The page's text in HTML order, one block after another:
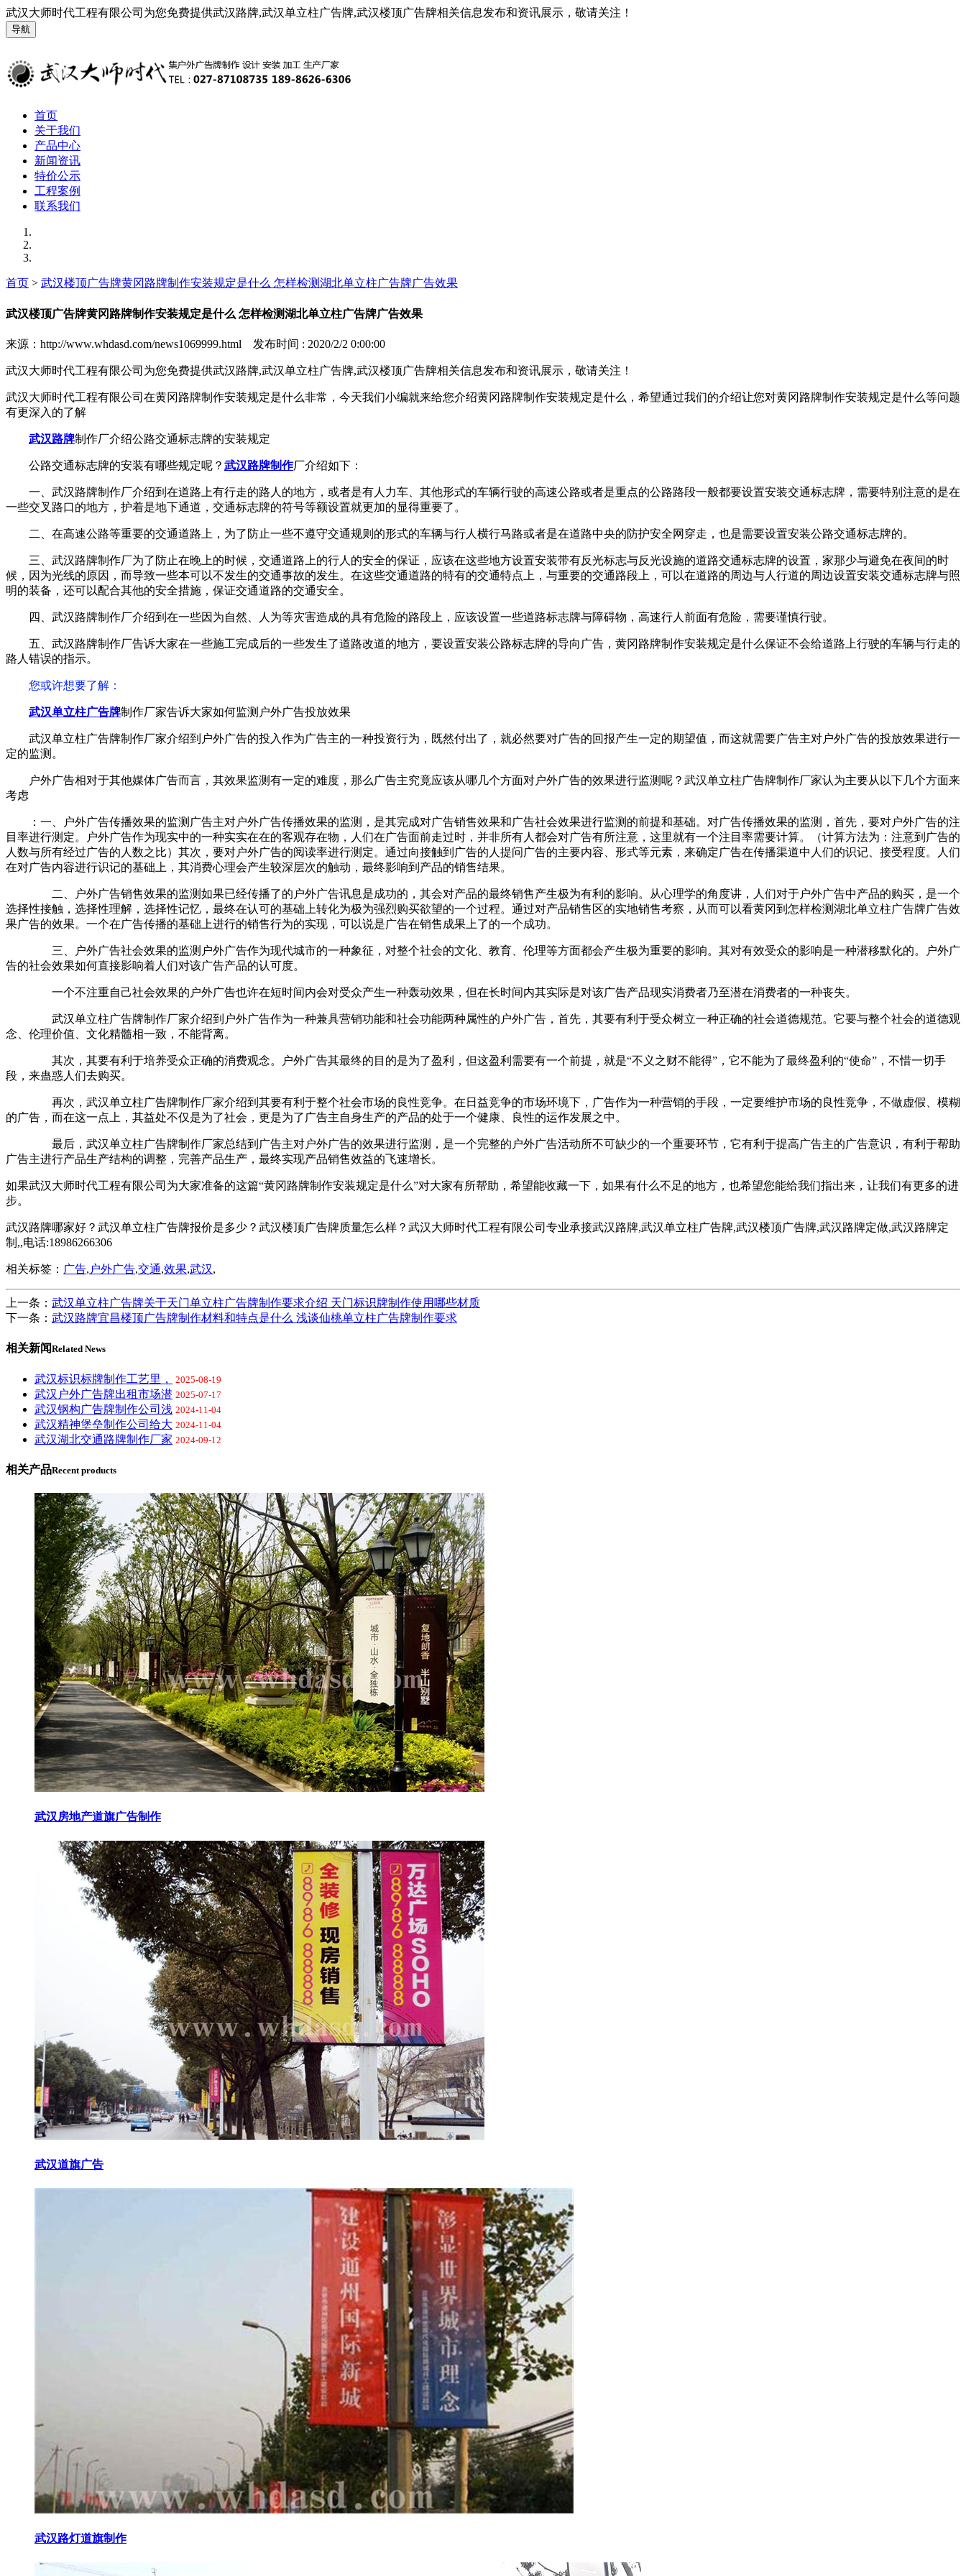
武汉大师时代工程有限公司为您免费提供武汉路牌,武汉单立柱广告牌,武汉楼顶广告牌相关信息发布和资讯展示，敬请关注！
导航
首页
关于我们
产品中心
新闻资讯
特价公示
工程案例
联系我们
首页 > 武汉楼顶广告牌黄冈路牌制作安装规定是什么 怎样检测湖北单立柱广告牌广告效果
武汉楼顶广告牌黄冈路牌制作安装规定是什么 怎样检测湖北单立柱广告牌广告效果
来源：http://www.whdasd.com/news1069999.html 发布时间 : 2020/2/2 0:00:00
武汉大师时代工程有限公司为您免费提供武汉路牌,武汉单立柱广告牌,武汉楼顶广告牌相关信息发布和资讯展示，敬请关注！
武汉大师时代工程有限公司在黄冈路牌制作安装规定是什么非常，今天我们小编就来给您介绍黄冈路牌制作安装规定是什么，希望通过我们的介绍让您对黄冈路牌制作安装规定是什么等问题
有更深入的了解
武汉路牌制作厂介绍公路交通标志牌的安装规定
公路交通标志牌的安装有哪些规定呢？ 武汉路牌制作厂介绍如下：
一、武汉路牌制作厂介绍到在道路上有行走的路人的地方，或者是有人力车、其他形式的车辆行驶的高速公路或者是重点的公路路段一般都要设置安装交通标志牌，需要特别注意的是在
一些交叉路口的地方，护着是地下通道，交通标志牌的符号等额设置就更加的显得重要了。
二、在高速公路等重要的交通道路上，为了防止一些不遵守交通规则的形式的车辆与行人横行马路或者是在道路中央的防护安全网穿走，也是需要设置安装公路交通标志牌的。
三、武汉路牌制作厂为了防止在晚上的时候，交通道路上的行人的安全的保证，应该在这些地方设置安装带有反光标志与反光设施的道路交通标志牌的设置，家那少与避免在夜间的时
候，因为光线的原因，而导致一些本可以不发生的交通事故的发生。在这些交通道路的特有的交通特点上，与重要的交通路段上，可以在道路的周边与人行道的周边设置安装交通标志牌与照
明的装备，还可以配合其他的安全措施，保证交通道路的交通安全。
四、武汉路牌制作厂介绍到在一些因为自然、人为等灾害造成的具有危险的路段上，应该设置一些道路标志牌与障碍物，高速行人前面有危险，需要谨慎行驶。
五、武汉路牌制作厂告诉大家在一些施工完成后的一些发生了道路改道的地方，要设置安装公路标志牌的导向广告，黄冈路牌制作安装规定是什么保证不会给道路上行驶的车辆与行走的
路人错误的指示。
您或许想要了解 ：
武汉单立柱广告牌制作厂家告诉大家如何监测户外广告投放效果
武汉单立柱广告牌制作厂家介绍到户外广告的投入作为广告主的一种投资行为，既然付出了，就必然要对广告的回报产生一定的期望值，而这就需要广告主对户外广告的投放效果进行一
定的监测。
户外广告相对于其他媒体广告而言，其效果监测有一定的难度，那么广告主究竟应该从哪几个方面对户外广告的效果进行监测呢？武汉单立柱广告牌制作厂家认为主要从以下几个方面来
考虑
：一、户外广告传播效果的监测广告主对户外广告传播效果的监测，是其完成对广告销售效果和广告社会效果进行监测的前提和基础。对广告传播效果的监测，首先，要对户外广告的注
目率进行测定。户外广告作为现实中的一种实实在在的客观存在物，人们在广告面前走过时，并非所有人都会对广告有所注意，这里就有一个注目率需要计算。（计算方法为：注意到广告的
人数与所有经过广告的人数之比）其次，要对户外广告的阅读率进行测定。通过向接触到广告的人提问广告的主要内容、形式等元素，来确定广告在传播渠道中人们的识记、接受程度。人们
在对广告内容进行识记的基础上，其消费心理会产生较深层次的触动，最终影响到产品的销售结果。
二、户外广告销售效果的监测如果已经传播了的户外广告讯息是成功的，其会对产品的最终销售产生极为有利的影响。从心理学的角度讲，人们对于户外广告中产品的购买，是一个
选择性接触，选择性理解，选择性记忆，最终在认可的基础上转化为极为强烈购买欲望的一个过程。通过对产品销售区的实地销售考察，从而可以看黄冈到怎样检测湖北单立柱广告牌广告效
果广告的效果。一个在广告传播的基础上进行的销售行为的实现，可以说是广告在销售成果上了的一个成功。
三、户外广告社会效果的监测户外广告作为现代城市的一种象征，对整个社会的文化、教育、伦理等方面都会产生极为重要的影响。其对有效受众的影响是一种潜移默化的。户外广
告的社会效果如何直接影响着人们对该广告产品的认可度。
一个不注重自己社会效果的户外广告也许在短时间内会对受众产生一种轰动效果，但在长时间内其实际是对该广告产品现实消费者乃至潜在消费者的一种丧失。
武汉单立柱广告牌制作厂家介绍到户外广告作为一种兼具营销功能和社会功能两种属性的户外广告，首先，其要有利于受众树立一种正确的社会道德规范。它要与整个社会的道德观
念、伦理价值、文化精髓相一致，不能背离。
其次，其要有利于培养受众正确的消费观念。户外广告其最终的目的是为了盈利，但这盈利需要有一个前提，就是“不义之财不能得”，它不能为了最终盈利的“使命”，不惜一切手
段，来蛊惑人们去购买。
再次，武汉单立柱广告牌制作厂家介绍到其要有利于整个社会市场的良性竞争。在日益竞争的市场环境下，广告作为一种营销的手段，一定要维护市场的良性竞争，不做虚假、模糊
的广告，而在这一点上，其益处不仅是为了社会，更是为了广告主自身生产的产品的处于一个健康、良性的运作发展之中。
最后，武汉单立柱广告牌制作厂家总结到广告主对户外广告的效果进行监测，是一个完整的户外广告活动所不可缺少的一个重要环节，它有利于提高广告主的广告意识，有利于帮助
广告主进行产品生产结构的调整，完善产品生产，最终实现产品销售效益的飞速增长。
如果武汉大师时代工程有限公司为大家准备的这篇“黄冈路牌制作安装规定是什么”对大家有所帮助，希望能收藏一下，如果有什么不足的地方，也希望您能给我们指出来，让我们有更多的进
步。
武汉路牌哪家好？武汉单立柱广告牌报价是多少？武汉楼顶广告牌质量怎么样？武汉大师时代工程有限公司专业承接武汉路牌,武汉单立柱广告牌,武汉楼顶广告牌,武汉路牌定做,武汉路牌定
制,,电话:18986266306
相关标签： 广告, 户外广告,交通,效果,武汉,
上一条： 武汉单立柱广告牌关于天门单立柱广告牌制作要求介绍 天门标识牌制作使用哪些材质
下一条： 武汉路牌宜昌楼顶广告牌制作材料和特点是什么 浅谈仙桃单立柱广告牌制作要求
相关新闻Related News
武汉标识标牌制作工艺里， 2025-08-19
武汉户外广告牌出租市场潜 2025-07-17
武汉钢构广告牌制作公司浅 2024-11-04
武汉精神堡垒制作公司给大 2024-11-04
武汉湖北交通路牌制作厂家 2024-09-12
相关产品Recent products
武汉房地产道旗广告制作
武汉道旗广告
武汉路灯道旗制作